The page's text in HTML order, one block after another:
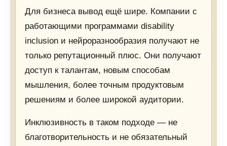
Для бизнеса вывод ещё шире. Компании с
работающими программами disability
inclusion и нейроразнообразия получают не
только репутационный плюс. Они получают
доступ к талантам, новым способам
мышления, более точным продуктовым
решениям и более широкой аудитории.
Инклюзивность в таком подходе — не
благотворительность и не обязательный